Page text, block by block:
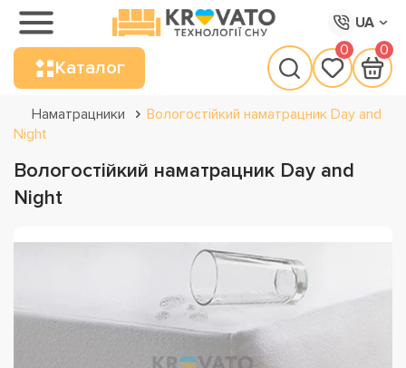
UA
Каталог
0 0
Наматрацники
Вологостійкий наматрацник Day and
Night
Вологостійкий наматрацник Day and
Night